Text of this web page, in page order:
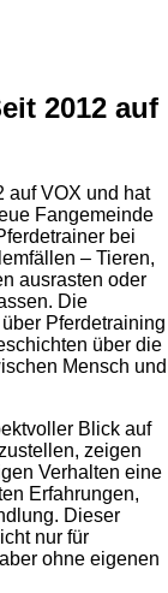
2012 auf
auf VOX und hat
Fangemeinde
bei
– Tieren,
ausrasten oder
Die
Pferdetraining
über die
Mensch und
Blick auf
zeigen
Verhalten eine
Erfahrungen,
Dieser
nur für
ohne eigenen